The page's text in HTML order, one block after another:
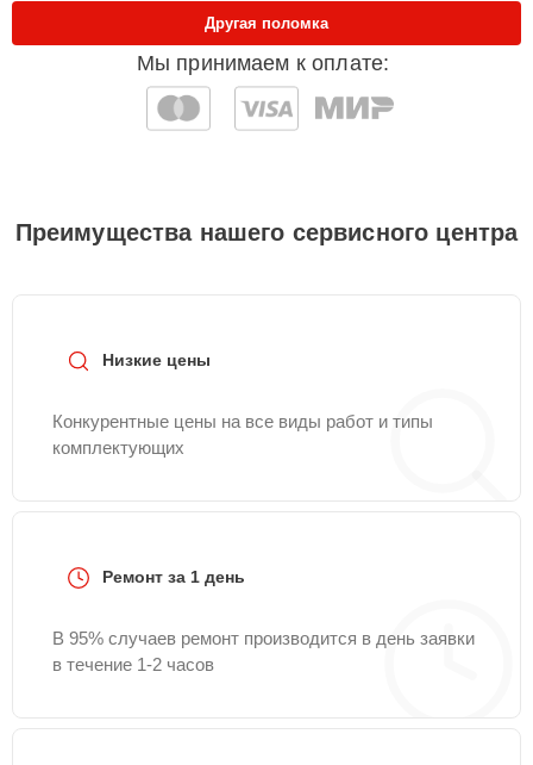
Мы принимаем к оплате:
Другая поломка
Преимущества нашего сервисного центра
Низкие цены
Конкурентные цены на все виды работ и типы
комплектующих
Ремонт за 1 день
В 95% случаев ремонт производится в день заявки
в течение 1-2 часов